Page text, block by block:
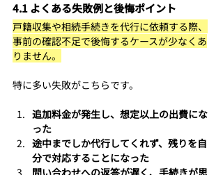
4.1 よくある失敗例と後悔ポイント
戸籍収集や相続手続きを代行に依頼する際、
事前の確認不足で後悔するケースが少なくあ
りません。
特に多い失敗がこちらです。
追加料金が発生し、想定以上の出費にな
った
途中までしか代行してくれず、残りを自
分で対応することになった
問い合わせへの返答が遅く、手続きが思